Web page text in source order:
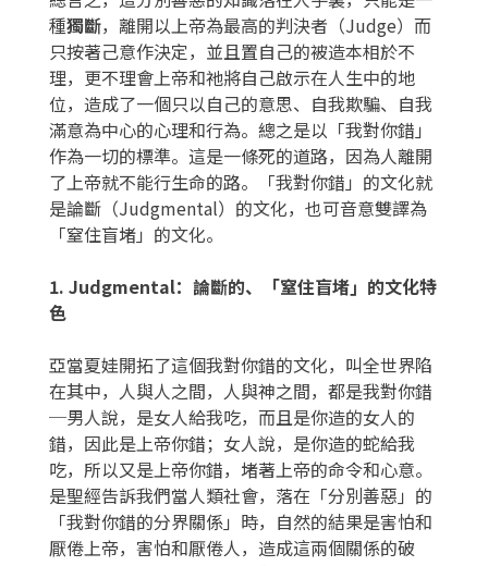
種獨斷，離開以上帝為最高的判決者（Judge）而
只按著己意作決定，並且置自己的被造本相於不
理，更不理會上帝和祂將自己啟示在人生中的地
位，造成了一個只以自己的意思、自我欺騙、自我
滿意為中心的心理和行為。總之是以「我對你錯」
作為一切的標準。這是一條死的道路，因為人離開
了上帝就不能行生命的路。「我對你錯」的文化就
是論斷（Judgmental）的文化，也可音意雙譯為
「窒住盲堵」的文化。
1. Judgmental：論斷的、「窒住盲堵」的文化特
色
亞當夏娃開拓了這個我對你錯的文化，叫全世界陷
在其中，人與人之間，人與神之間，都是我對你錯
─男人說，是女人給我吃，而且是你造的女人的
錯，因此是上帝你錯；女人說，是你造的蛇給我
吃，所以又是上帝你錯，堵著上帝的命令和心意。
是聖經告訴我們當人類社會，落在「分別善惡」的
「我對你錯的分界關係」時，自然的結果是害怕和
厭倦上帝，害怕和厭倦人，造成這兩個關係的破